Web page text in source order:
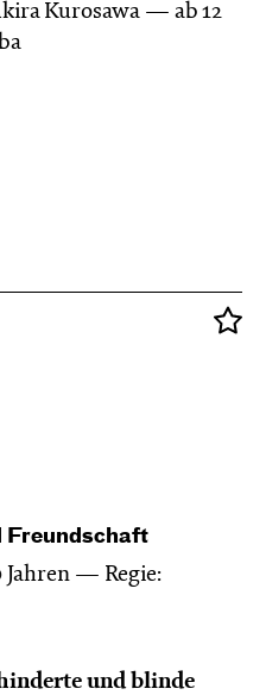
Kurosawa
ab 12
Freundschaft
Jahren
Regie:
und blinde